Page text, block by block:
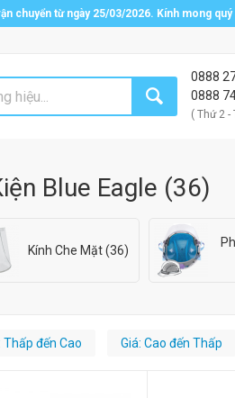
chuyển từ ngày 25/03/2026. Kính mong
0888
0888
( Thứ 2 -
Blue Eagle (36)
Kính Che Mặt (36)
Thấp đến Cao Giá: Cao đến Thấp